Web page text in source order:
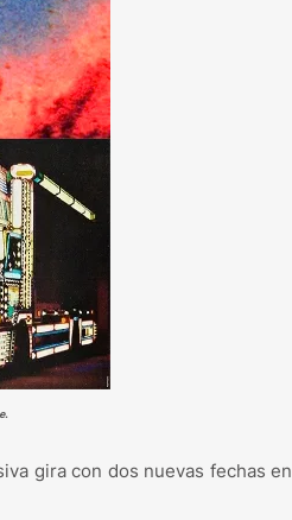
gira con dos nuevas fechas en